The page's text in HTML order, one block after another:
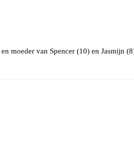
moeder van Spencer (10) en Jasmijn